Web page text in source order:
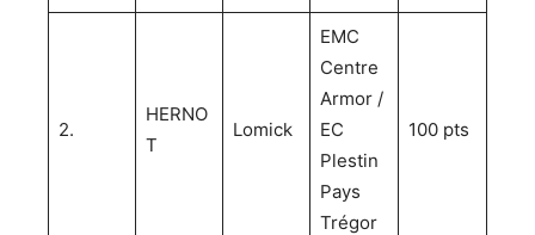
2.
HERNO
T
Lomick
EMC
Centre
Armor /
EC
Plestin
Pays
Trégor
100 pts